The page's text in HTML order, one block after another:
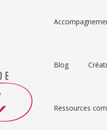
Blog
Ressources